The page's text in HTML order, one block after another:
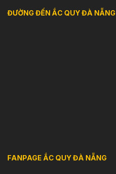
ĐƯỜNG ĐẾN ẮC QUY ĐÀ NẴNG
FANPAGE ẮC QUY ĐÀ NẴNG